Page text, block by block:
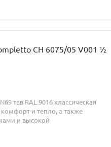
CH 6075/05 V001 ½
твв RAL 9016 классическая
и тепло, а также
и высокой